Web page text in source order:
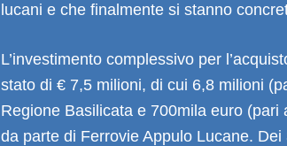
lucani e che finalmente si stanno
L’investimento complessivo per
stato di € 7,5 milioni, di cui 6,8 milioni
Regione Basilicata e 700mila euro
da parte di Ferrovie Appulo Lucane.